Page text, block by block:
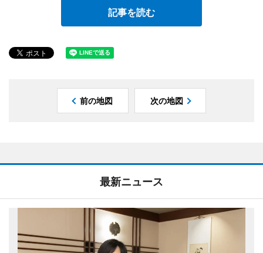
記事を読む
前の地図 次の地図
最新ニュース